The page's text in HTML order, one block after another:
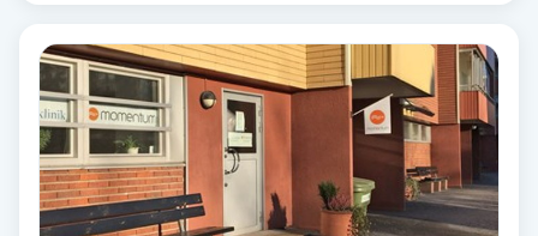
Faceliftmassage
Fet hårbotten
Fettreducering
Fibromassage